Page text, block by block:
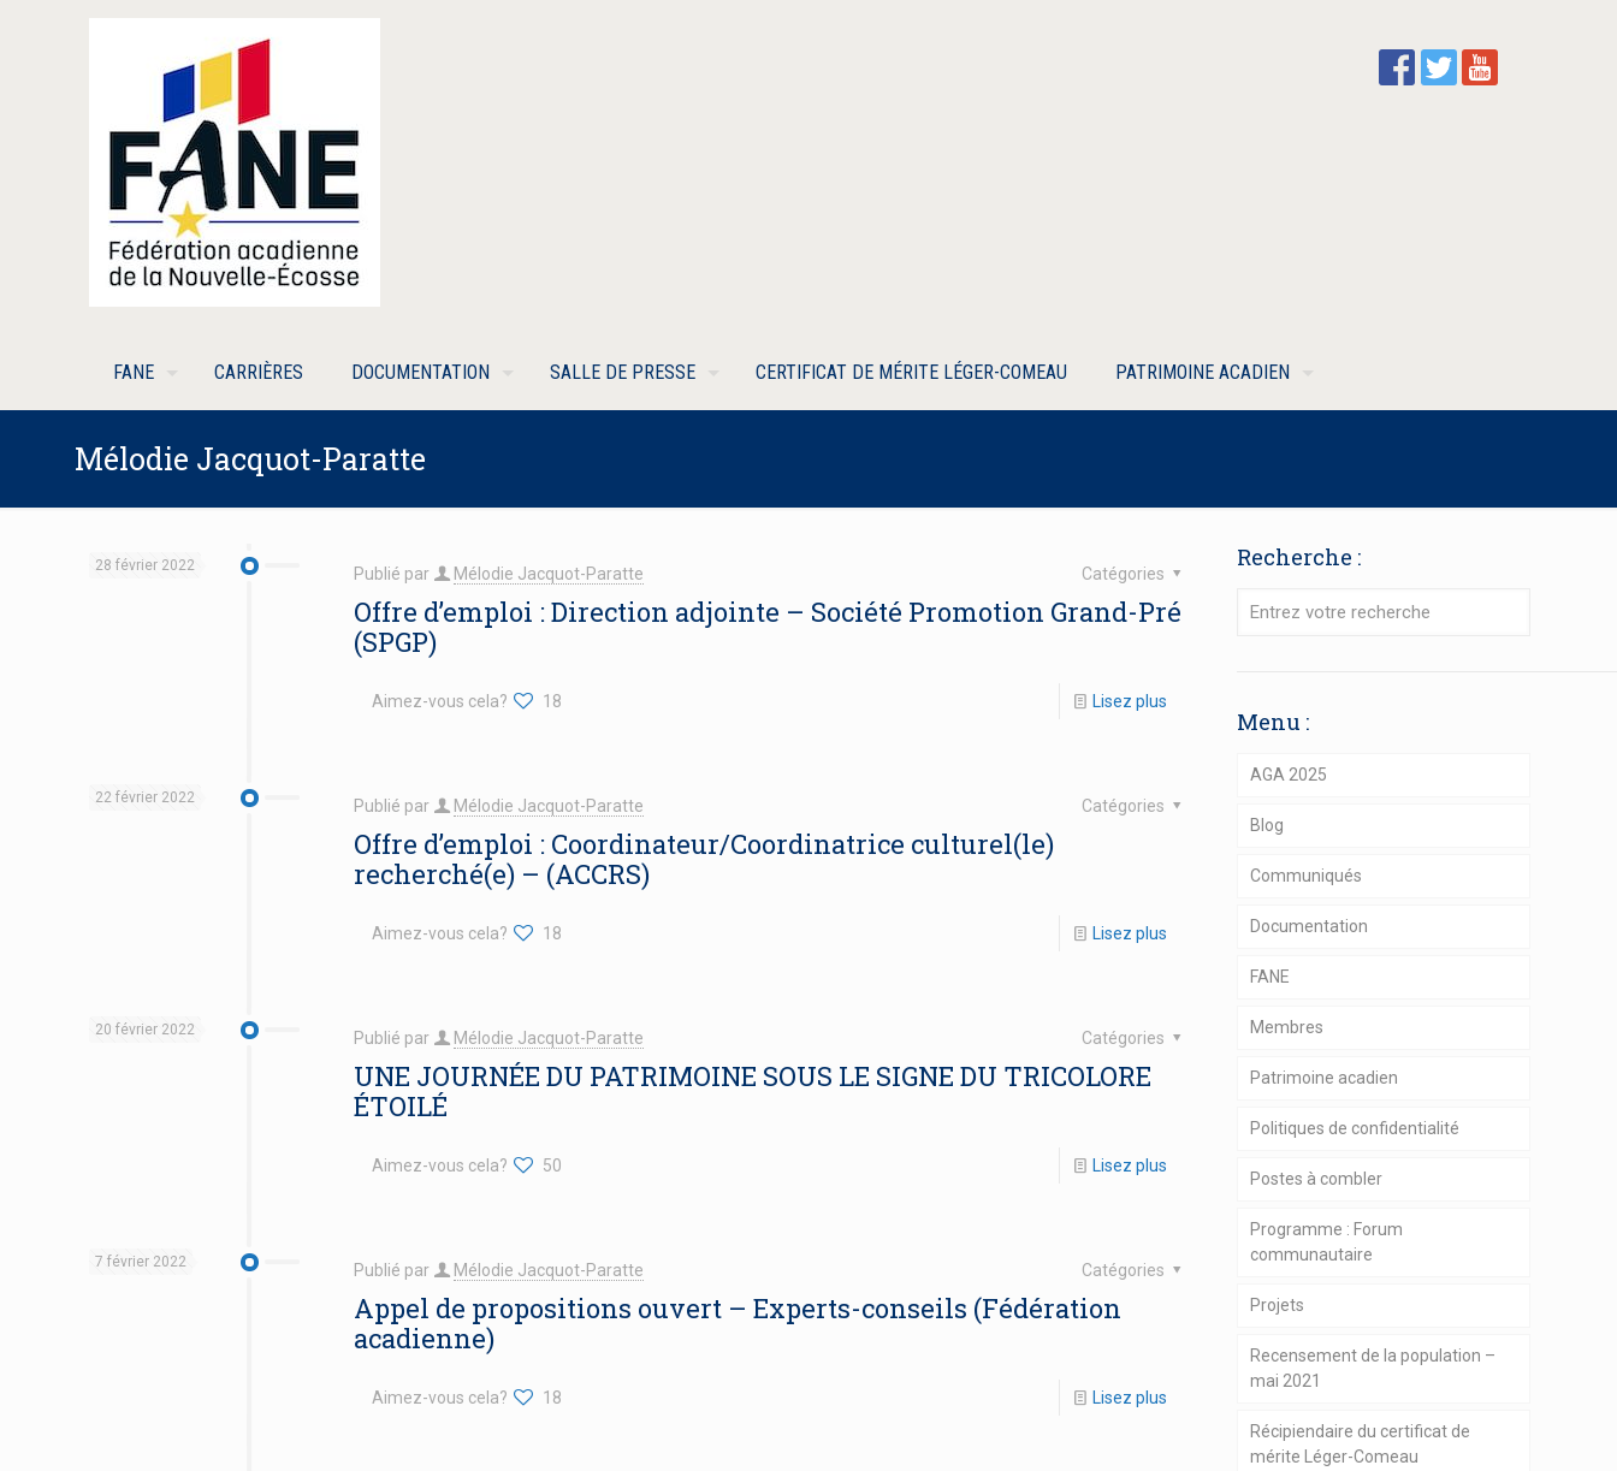
FANE CARRIÈRES DOCUMENTATION SALLE DE PRESSE CERTIFICAT DE MÉRITE LÉGER-COMEAU PATRIMOINE ACADIEN
Mélodie Jacquot-Paratte
28 février 2022 Publié par Mélodie Jacquot-Paratte Catégories
Offre d’emploi : Direction adjointe – Société Promotion Grand-Pré
(SPGP)
Aimez-vous cela? 18 Lisez plus
22 février 2022 Publié par Mélodie Jacquot-Paratte Catégories
Offre d’emploi : Coordinateur/Coordinatrice culturel(le)
recherché(e) – (ACCRS)
Aimez-vous cela? 18 Lisez plus
20 février 2022 Publié par Mélodie Jacquot-Paratte Catégories
UNE JOURNÉE DU PATRIMOINE SOUS LE SIGNE DU TRICOLORE
ÉTOILÉ
Aimez-vous cela? 50 Lisez plus
7 février 2022 Publié par Mélodie Jacquot-Paratte Catégories
Appel de propositions ouvert – Experts-conseils (Fédération
acadienne)
Aimez-vous cela? 18 Lisez plus
Recherche :
Menu :
AGA 2025
Blog
Communiqués
Documentation
FANE
Membres
Patrimoine acadien
Politiques de confidentialité
Postes à combler
Programme : Forum
communautaire
Projets
Recensement de la population –
mai 2021
Récipiendaire du certificat de
mérite Léger-Comeau